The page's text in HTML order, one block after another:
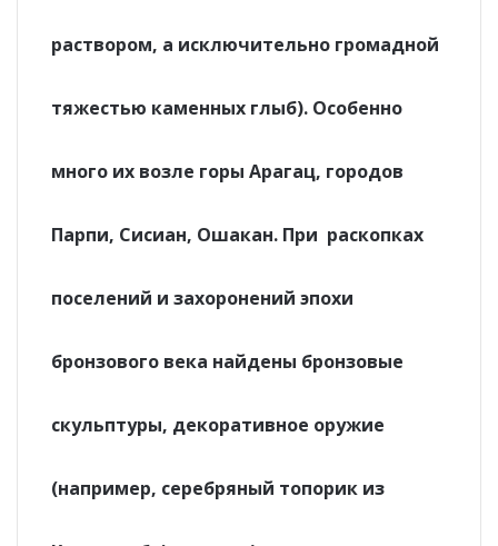
раствором, а исключительно громадной
тяжестью каменных глыб). Особенно
много их возле горы Арагац, городов
Парпи, Сисиан, Ошакан. При раскопках
поселений и захоронений эпохи
бронзового века найдены бронзовые
скульптуры, декоративное оружие
(например, серебряный топорик из